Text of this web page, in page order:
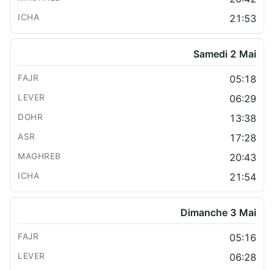
21:53
Samedi 2 Mai
05:18
06:29
13:38
17:28
20:43
21:54
Dimanche 3 Mai
05:16
06:28